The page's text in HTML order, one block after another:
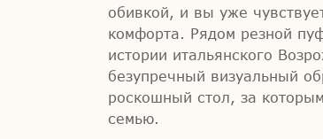
обивкой, и вы уже
комфорта. Рядом резной
истории итальянского
безупречный визуальный
роскошный стол, за
семью.